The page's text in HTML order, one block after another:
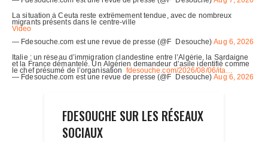
FDESOUCHE SUR LES RÉSEAUX
SOCIAUX